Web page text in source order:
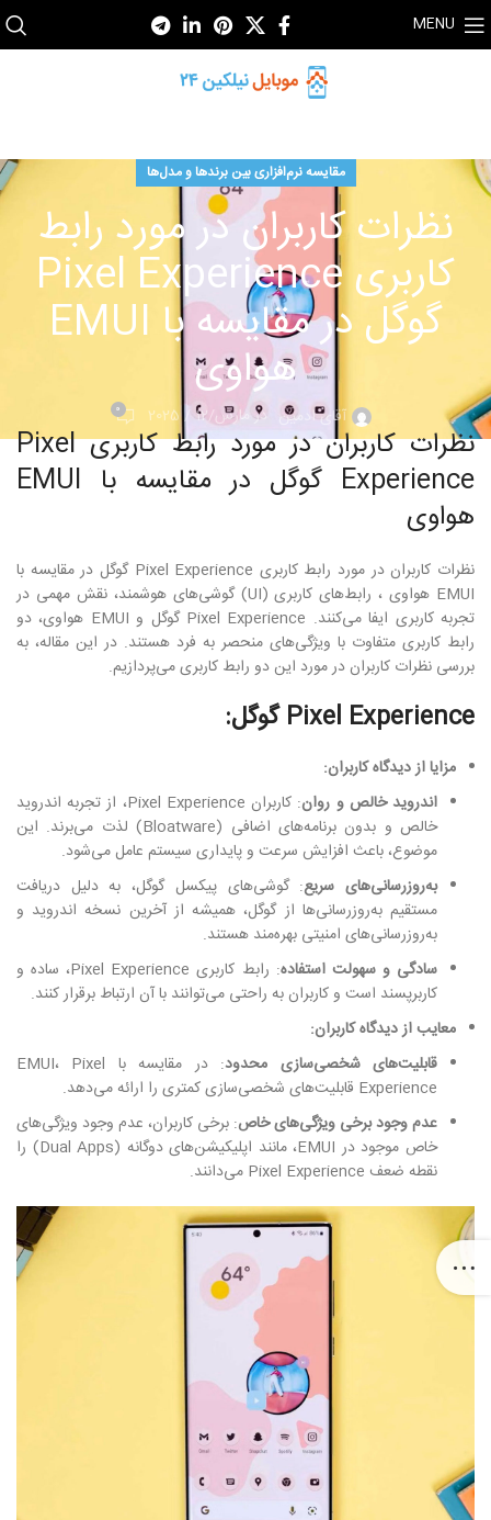
MENU
مقایسه نرم‌افزاری بین برندها و مدل‌ها
نظرات کاربران در مورد رابط
کاربری Pixel Experience
گوگل در مقایسه با EMUI
هواوی
آقای ادمین در مارس/12 / 2025 0
نظرات کاربران در مورد رابط کاربری Pixel
Experience گوگل در مقایسه با EMUI
هواوی
نظرات کاربران در مورد رابط کاربری Pixel Experience گوگل در مقایسه با
EMUI هواوی ، رابط‌های کاربری (UI) گوشی‌های هوشمند، نقش مهمی در
تجربه کاربری ایفا می‌کنند. Pixel Experience گوگل و EMUI هواوی، دو
رابط کاربری متفاوت با ویژگی‌های منحصر به فرد هستند. در این مقاله، به
بررسی نظرات کاربران در مورد این دو رابط کاربری می‌پردازیم.
Pixel Experience گوگل:
مزایا از دیدگاه کاربران:
اندروید خالص و روان
: کاربران Pixel Experience، از تجربه اندروید
خالص و بدون برنامه‌های اضافی (Bloatware) لذت می‌برند. این
موضوع، باعث افزایش سرعت و پایداری سیستم عامل می‌شود.
به‌روزرسانی‌های سریع: گوشی‌های پیکسل گوگل، به دلیل دریافت
مستقیم به‌روزرسانی‌ها از گوگل، همیشه از آخرین نسخه اندروید و
به‌روزرسانی‌های امنیتی بهره‌مند هستند.
سادگی و سهولت استفاده
: رابط کاربری Pixel Experience، ساده و
کاربرپسند است و کاربران به راحتی می‌توانند با آن ارتباط برقرار کنند.
معایب از دیدگاه کاربران:
قابلیت‌های شخصی‌سازی محدود
: در مقایسه با EMUI، Pixel
Experience قابلیت‌های شخصی‌سازی کمتری را ارائه می‌دهد.
عدم وجود برخی ویژگی‌های خاص: برخی کاربران، عدم وجود ویژگی‌های
خاص موجود در EMUI، مانند اپلیکیشن‌های دوگانه (Dual Apps) را
نقطه ضعف Pixel Experience می‌دانند.